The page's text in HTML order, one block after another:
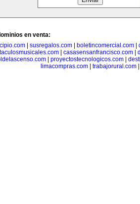
en venta:
susregalos.com boletincomercial.com
| casasensanfrancisco.com|
proyectostecnologicos.com
limacompras.com
trabajorural.com